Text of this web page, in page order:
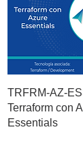
TRFRM-AZ-
Terraform con
Essentials